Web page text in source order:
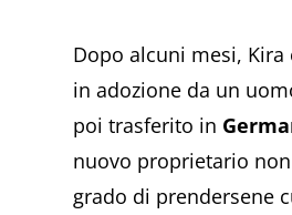
Dopo alcuni mesi, Kira
in adozione da un
poi trasferito in
nuovo proprietario
grado di prendersene